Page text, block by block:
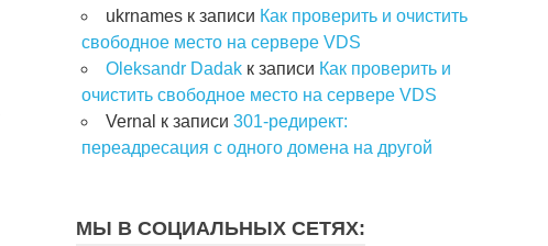
ukrnames к записи Как проверить и очистить
свободное место на сервере VDS
Oleksandr Dadak к записи Как проверить и
очистить свободное место на сервере VDS
Vernal к записи 301-редирект:
переадресация с одного домена на другой
МЫ В СОЦИАЛЬНЫХ СЕТЯХ: